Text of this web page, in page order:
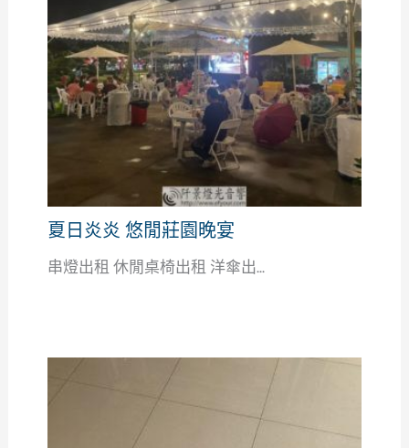
夏日炎炎 悠閒莊園晚宴
串燈出租 休閒桌椅出租 洋傘出...